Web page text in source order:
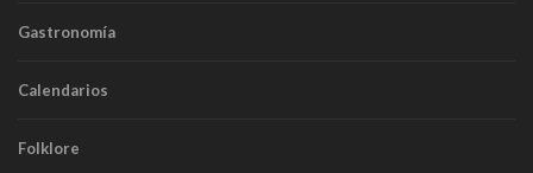
Gastronomía
Calendarios
Folklore